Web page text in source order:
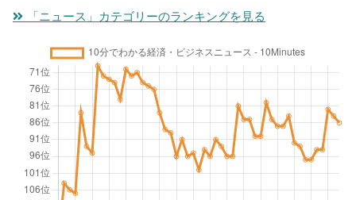
「ニュース」カテゴリーのランキングを見る